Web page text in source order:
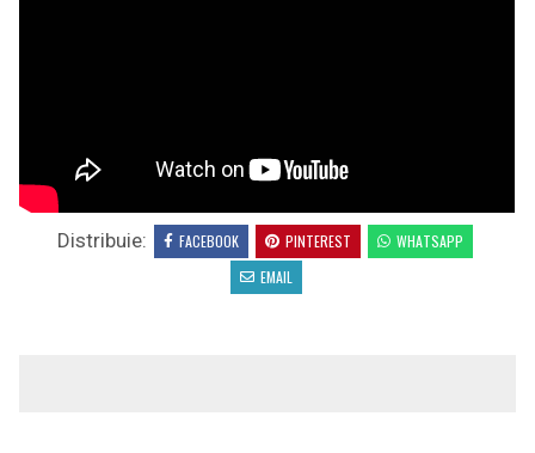
Distribuie: FACEBOOK PINTEREST
WHATSAPP
EMAIL